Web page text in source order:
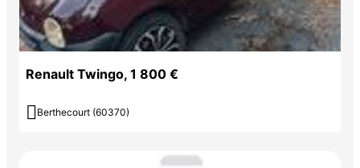
Renault Twingo, 1 800 €
 Berthecourt (60370)